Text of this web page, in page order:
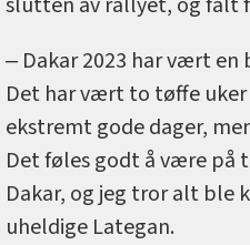
‒ Dakar 2023 har vært
Det har vært to tøffe uker
ekstremt gode dager,
Det føles godt å være på
Dakar, og jeg tror alt ble
uheldige Lategan.